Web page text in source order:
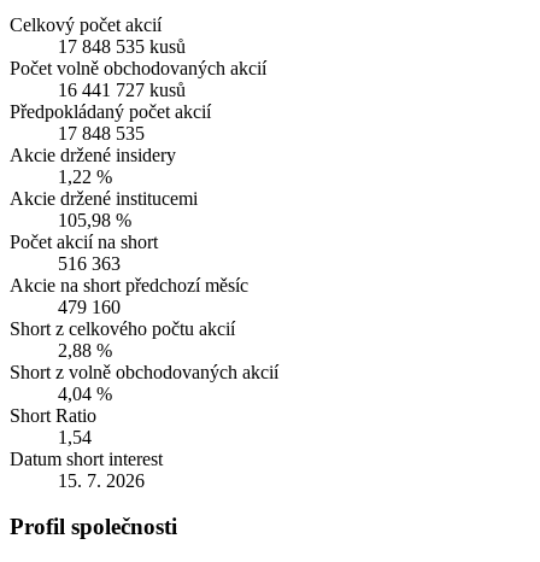
Celkový počet akcií
17 848 535 kusů
Počet volně obchodovaných akcií
16 441 727 kusů
Předpokládaný počet akcií
17 848 535
Akcie držené insidery
1,22 %
Akcie držené institucemi
105,98 %
Počet akcií na short
516 363
Akcie na short předchozí měsíc
479 160
Short z celkového počtu akcií
2,88 %
Short z volně obchodovaných akcií
4,04 %
Short Ratio
1,54
Datum short interest
15. 7. 2026
Profil společnosti